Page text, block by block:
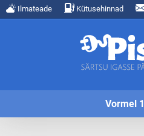
Ilmateade Kütusehinnad
Vormel 1